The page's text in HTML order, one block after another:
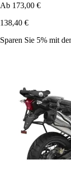
Ab 173,00 €
138,40 €
Sparen Sie 5% mit